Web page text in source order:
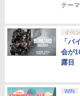
テー
イベ
「バ
会が
露目
WIN